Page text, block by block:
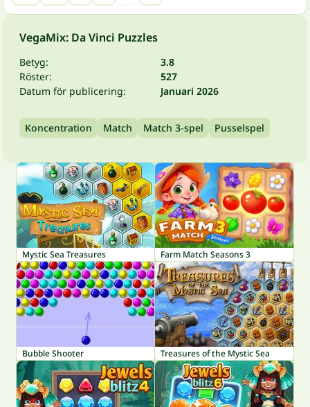
VegaMix: Da Vinci Puzzles
Betyg:
3.8
Röster:
527
Datum för publicering:
Januari 2026
Koncentration Match Match 3-spel Pusselspel
Mystic Sea Treasures Farm Match Seasons 3
Bubble Shooter Treasures of the Mystic Sea